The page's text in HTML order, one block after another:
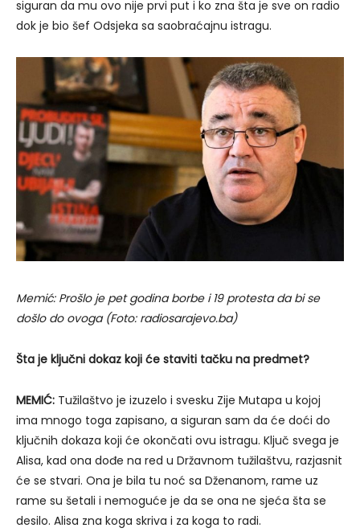
siguran da mu ovo nije prvi put i ko zna šta je sve on radio
dok je bio šef Odsjeka sa saobraćajnu istragu.
Memić: Prošlo je pet godina borbe i 19 protesta da bi se
došlo do ovoga (Foto: radiosarajevo.ba)
Šta je ključni dokaz koji će staviti tačku na predmet?
MEMIĆ: Tužilaštvo je izuzelo i svesku Zije Mutapa u kojoj
ima mnogo toga zapisano, a siguran sam da će doći do
ključnih dokaza koji će okončati ovu istragu. Ključ svega je
Alisa, kad ona dođe na red u Državnom tužilaštvu, razjasnit
će se stvari. Ona je bila tu noć sa Dženanom, rame uz
rame su šetali i nemoguće je da se ona ne sjeća šta se
desilo. Alisa zna koga skriva i za koga to radi.